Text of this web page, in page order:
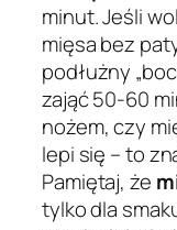
minut. Jeśli
mięsa bez
podłużny
zająć 50-60
nożem, czy
lepi się – to
Pamiętaj, że
tylko dla